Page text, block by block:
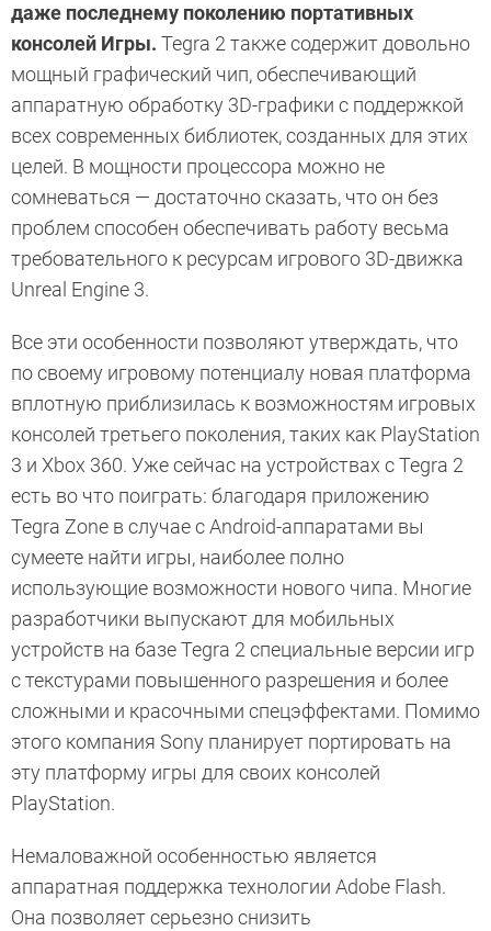
даже последнему поколению портативных
консолей Игры. Tegra 2 также содержит довольно
мощный графический чип, обеспечивающий
аппаратную обработку 3D-графики с поддержкой
всех современных библиотек, созданных для этих
целей. В мощности процессора можно не
сомневаться — достаточно сказать, что он без
проблем способен обеспечивать работу весьма
требовательного к ресурсам игрового 3D-движка
Unreal Engine 3.
Все эти особенности позволяют утверждать, что
по своему игровому потенциалу новая платформа
вплотную приблизилась к возможностям игровых
консолей третьего поколения, таких как PlayStation
3 и Xbox 360. Уже сейчас на устройствах с Tegra 2
есть во что поиграть: благодаря приложению
Tegra Zone в случае с Android-аппаратами вы
сумеете найти игры, наиболее полно
использующие возможности нового чипа. Многие
разработчики выпускают для мобильных
устройств на базе Tegra 2 специальные версии игр
с текстурами повышенного разрешения и более
сложными и красочными спецэффектами. Помимо
этого компания Sony планирует портировать на
эту платформу игры для своих консолей
PlayStation.
Немаловажной особенностью является
аппаратная поддержка технологии Adobe Flash.
Она позволяет серьезно снизить